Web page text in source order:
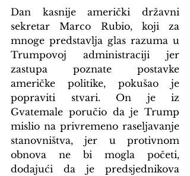
Dan kasnije američki državni
sekretar Marco Rubio, koji za
mnoge predstavlja glas razuma u
Trumpovoj administraciji jer
zastupa poznate postavke
američke politike, pokušao je
popraviti stvari. On je iz
Gvatemale poručio da je Trump
mislio na privremeno raseljavanje
stanovništva, jer u protivnom
obnova ne bi mogla početi,
dodajući da je predsjednikova